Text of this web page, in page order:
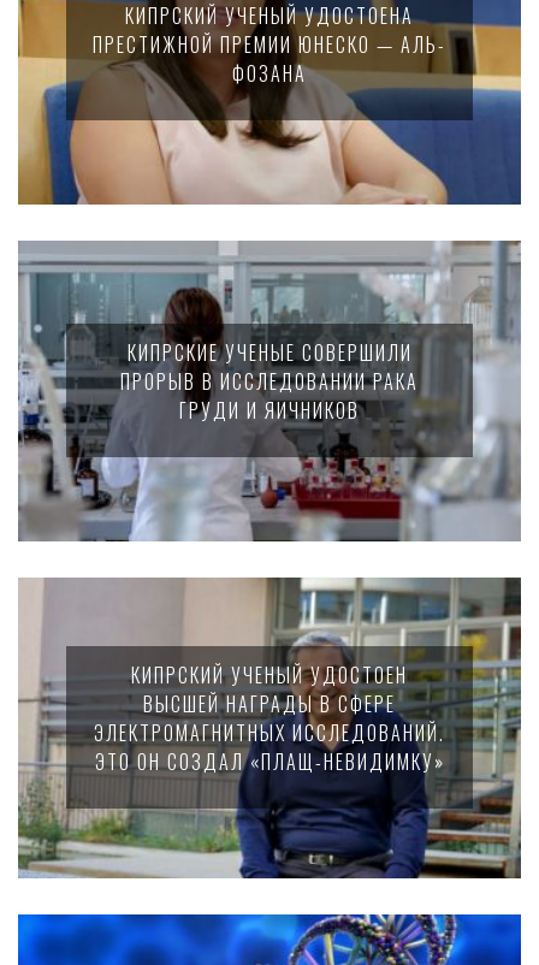
КИПРСКИЙ УЧЕНЫЙ УДОСТОЕНА
ПРЕСТИЖНОЙ ПРЕМИИ ЮНЕСКО — АЛЬ-
ФОЗАНА
КИПРСКИЕ УЧЕНЫЕ СОВЕРШИЛИ
ПРОРЫВ В ИССЛЕДОВАНИИ РАКА
ГРУДИ И ЯИЧНИКОВ
КИПРСКИЙ УЧЕНЫЙ УДОСТОЕН
ВЫСШЕЙ НАГРАДЫ В СФЕРЕ
ЭЛЕКТРОМАГНИТНЫХ ИССЛЕДОВАНИЙ.
ЭТО ОН СОЗДАЛ «ПЛАЩ-НЕВИДИМКУ»